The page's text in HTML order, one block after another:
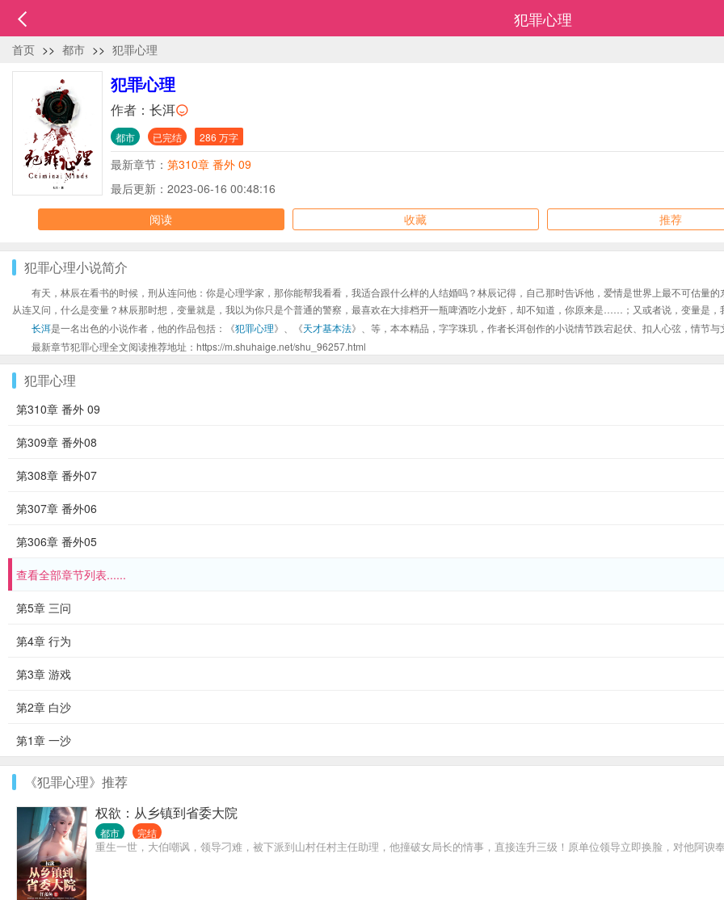
犯罪心理
首页 >> 都市 >> 犯罪心理
犯罪心理
作者： 长洱
都市 已完结 286 万字
最新章节： 第310章 番外 09
最后更新：2023-06-16 00:48:16
阅读
收藏 推荐
犯罪心理小说简介
有天，林辰在看书的时候，刑从连问他：你是心理学家，那你能帮我看看，我适合跟什么样的人结婚吗？林辰记得，自己那时告诉他，爱情是世界上最不可估量
从连又问，什么是变量？林辰那时想，变量就是，我以为你只是个普通的警察，最喜欢在大排档开一瓶啤酒吃小龙虾，却不知道，你原来是……；又或者说，变量是
长洱是一名出色的小说作者，他的作品包括：《犯罪心理》、《天才基本法》、等，本本精品，字字珠玑，作者长洱创作的小说情节跌宕起伏、扣人心弦，情节与
最新章节犯罪心理全文阅读推荐地址：https://m.shuhaige.net/shu_96257.html
犯罪心理
第310章 番外 09
第309章 番外08
第308章 番外07
第307章 番外06
第306章 番外05
查看全部章节列表......
第5章 三问
第4章 行为
第3章 游戏
第2章 白沙
第1章 一沙
《犯罪心理》推荐
权欲：从乡镇到省委大院
都市 完结
重生一世，大伯嘲讽，领导刁难，被下派到山村任村主任助理，他撞破女局长的情事，直接连升三级！原单位领导立即换脸，对他阿谀